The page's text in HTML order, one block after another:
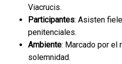
Viacrucis.
Participantes: Asisten
penitenciales.
Ambiente: Marcado por el
solemnidad.